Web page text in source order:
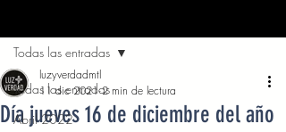
Todas las entradas
Abril 2022
Todas las entradas
Día jueves 16 de diciembre del año
luzyverdadmtl
11 dic 2021 2 min de lectura